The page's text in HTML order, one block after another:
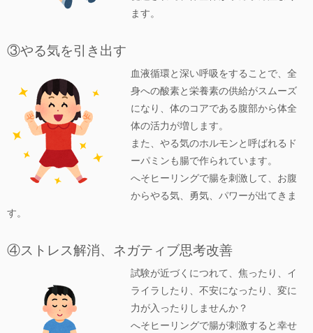
ます。
③やる気を引き出す
血液循環と深い呼吸をすることで、全
身への酸素と栄養素の供給がスムーズ
になり、体のコアである腹部から体全
体の活力が増します。
また、やる気のホルモンと呼ばれるド
ーパミンも腸で作られています。
へそヒーリングで腸を刺激して、お腹
からやる気、勇気、パワーが出てきま
す。
④ストレス解消、ネガティブ思考改善
試験が近づくにつれて、焦ったり、イ
ライラしたり、不安になったり、変に
力が入ったりしませんか？
へそヒーリングで腸が刺激すると幸せ